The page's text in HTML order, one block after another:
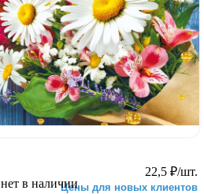
22,5 ₽/шт.
Цены для новых клиентов
нет в наличии